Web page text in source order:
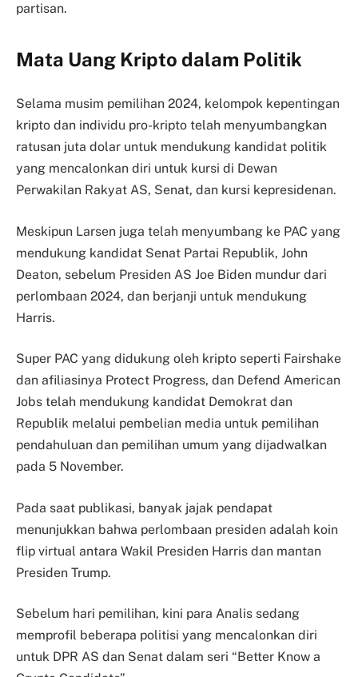
partisan.
Mata Uang Kripto dalam Politik
Selama musim pemilihan 2024, kelompok kepentingan
kripto dan individu pro-kripto telah menyumbangkan
ratusan juta dolar untuk mendukung kandidat politik
yang mencalonkan diri untuk kursi di Dewan
Perwakilan Rakyat AS, Senat, dan kursi kepresidenan.
Meskipun Larsen juga telah menyumbang ke PAC yang
mendukung kandidat Senat Partai Republik, John
Deaton, sebelum Presiden AS Joe Biden mundur dari
perlombaan 2024, dan berjanji untuk mendukung
Harris.
Super PAC yang didukung oleh kripto seperti Fairshake
dan afiliasinya Protect Progress, dan Defend American
Jobs telah mendukung kandidat Demokrat dan
Republik melalui pembelian media untuk pemilihan
pendahuluan dan pemilihan umum yang dijadwalkan
pada 5 November.
Pada saat publikasi, banyak jajak pendapat
menunjukkan bahwa perlombaan presiden adalah koin
flip virtual antara Wakil Presiden Harris dan mantan
Presiden Trump.
Sebelum hari pemilihan, kini para Analis sedang
memprofil beberapa politisi yang mencalonkan diri
untuk DPR AS dan Senat dalam seri “Better Know a